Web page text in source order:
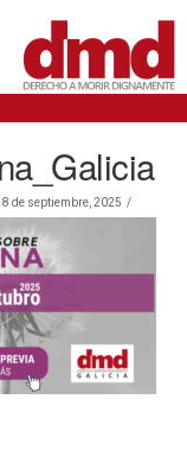
de septiembre, 2025